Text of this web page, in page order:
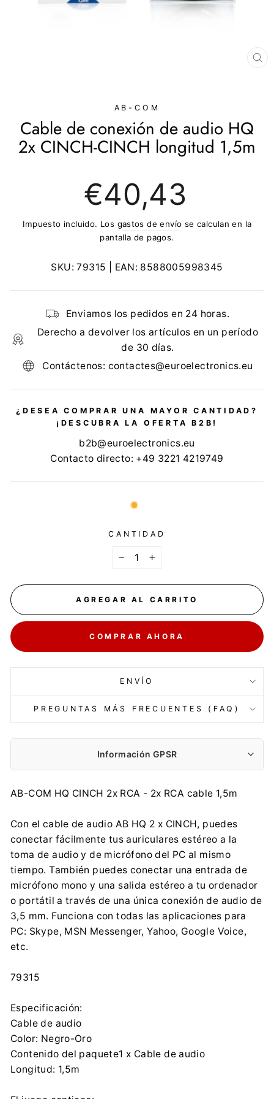
AB-COM
Cable de conexión de audio HQ
2x CINCH-CINCH longitud 1,5m
regular
€40,43
Impuesto incluido. Los gastos de envío se calculan en la
pantalla de pagos.
SKU:79315 | EAN: 8588005998345
Enviamos los pedidos en 24 horas.
Derecho a devolver los artículos en un período
de 30 días.
Contáctenos: contactes@euroelectronics.eu
¿DESEA COMPRAR UNA MAYOR CANTIDAD?
¡DESCUBRA LA OFERTA B2B!
b2b@euroelectronics.eu
Contacto directo: +49 3221 4219749
CANTIDAD
+
AGREGAR AL CARRITO
COMPRAR AHORA
ENVÍO
PREGUNTAS MÁS FRECUENTES (FAQ)
Información GPSR
Fabricante:
mkrenc@abcom.sk
00421918628205
AB-COM s.r.o.
M. Razusa 4795/34, 955 01 Topolcany
mkrenc@abcom.sk
00421918628205
AB-COM HQ CINCH 2x RCA - 2x RCA cable 1,5m
Con el cable de audio AB HQ 2 x CINCH, puedes
conectar fácilmente tus auriculares estéreo a la
toma de audio y de micrófono del PC al mismo
tiempo. También puedes conectar una entrada de
micrófono mono y una salida estéreo a tu ordenador
o portátil a través de una única conexión de audio de
3,5 mm. Funciona con todas las aplicaciones para
PC: Skype, MSN Messenger, Yahoo, Google Voice,
etc.
79315
Especificación:
Cable de audio
Color: Negro-Oro
Contenido del paquete1 x Cable de audio
Longitud: 1,5m